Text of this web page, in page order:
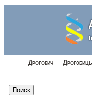
Дрогобич
Найти: